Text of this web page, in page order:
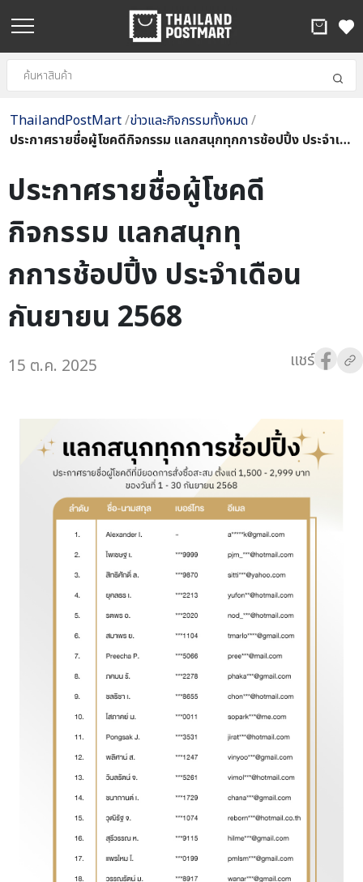
ThailandPostMart/ข่าวและกิจกรรมทั้งหมด/
ประกาศรายชื่อผู้โชคดีกิจกรรม แลกสนุกทุกการช้อปปิ้ง ประจำเดือนกันยายน 2568
ประกาศรายชื่อผู้โชคดี
กิจกรรม แลกสนุกทุ
กการช้อปปิ้ง ประจำเดือน
กันยายน 2568
15 ต.ค. 2025 แชร์